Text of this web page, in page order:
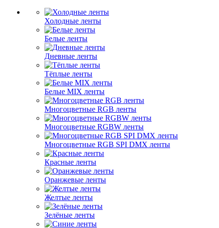
Холодные ленты
Белые ленты
Дневные ленты
Тёплые ленты
Белые MIX ленты
Многоцветные RGB ленты
Многоцветные RGBW ленты
Многоцветные RGB SPI DMX ленты
Красные ленты
Оранжевые ленты
Желтые ленты
Зелёные ленты